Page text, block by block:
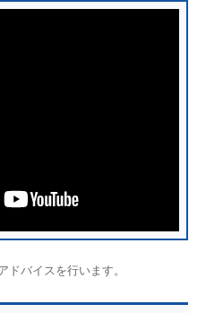
ドバイスを行います。